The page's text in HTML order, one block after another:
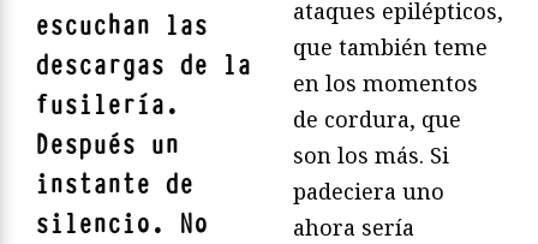
escuchan las
descargas de la
fusilería.
Después un
instante de
silencio. No
ataques epilépticos,
que también teme
en los momentos
de cordura, que
son los más. Si
padeciera uno
ahora sería